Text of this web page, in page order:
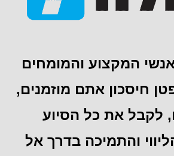
המקצוע והמומחים
חיסכון אתם מוזמנים,
לקבל את כל הסיוע
והתמיכה בדרך אל